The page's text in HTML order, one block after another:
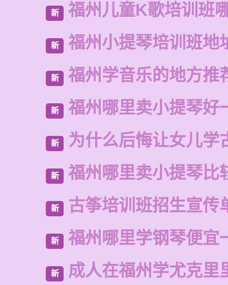
新 福州儿童K歌培训班
新 福州小提琴培训班地
新 福州学音乐的地方推
新 福州哪里卖小提琴好
新 为什么后悔让女儿学
新 福州哪里卖小提琴比
新 古筝培训班招生宣传
新 福州哪里学钢琴便宜
新 成人在福州学尤克里